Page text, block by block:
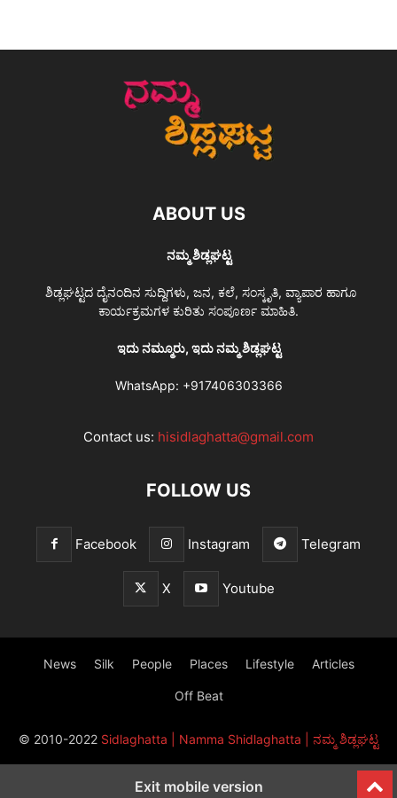
ABOUT US
ನಮ್ಮ ಶಿಡ್ಲಘಟ್ಟ
ಶಿಡ್ಲಘಟ್ಟದ ದೈನಂದಿನ ಸುದ್ದಿಗಳು, ಜನ, ಕಲೆ, ಸಂಸ್ಕೃತಿ, ವ್ಯಾಪಾರ ಹಾಗೂ
ಕಾರ್ಯಕ್ರಮಗಳ ಕುರಿತು ಸಂಪೂರ್ಣ ಮಾಹಿತಿ.
ಇದು ನಮ್ಮೂರು, ಇದು ನಮ್ಮ ಶಿಡ್ಲಘಟ್ಟ
WhatsApp: +917406303366
Contact us: hisidlaghatta@gmail.com
FOLLOW US
Facebook Instagram Telegram
X Youtube
News Silk People Places Lifestyle Articles
Off Beat
© 2010-2022 Sidlaghatta | Namma Shidlaghatta | ನಮ್ಮ ಶಿಡ್ಲಘಟ್ಟ
Exit mobile version